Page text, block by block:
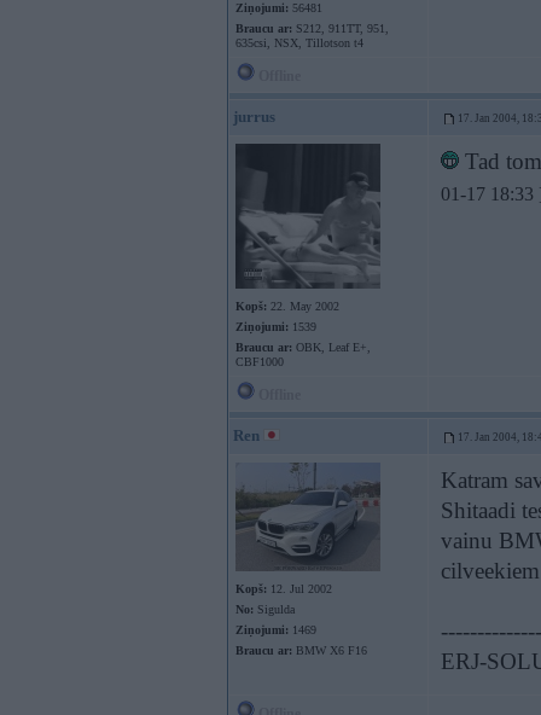
Ziņojumi: 56481
Braucu ar: S212, 911TT, 951,
635csi, NSX, Tillotson t4
jurrus 17. Jan 2004,
Kopš: 22. May 2002
Ziņojumi: 1539
Braucu ar: OBK, Leaf E+,
CBF1000
Tad
01-17 18:33
Ren 17. Jan 2004,
Kopš: 12. Jul 2002
No: Sigulda
Ziņojumi: 1469
Braucu ar: BMW X6 F16
Katram
Shitaadi
vainu
ERJ-